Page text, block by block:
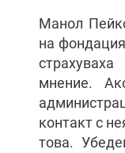
Манол
на
мнение.
контакт с
това.